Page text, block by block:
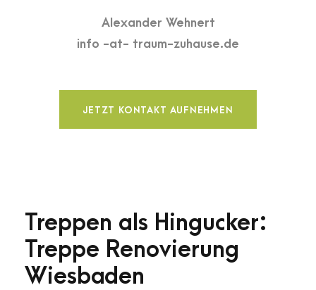
Alexander Wehnert
info -at- traum-zuhause.de
JETZT KONTAKT AUFNEHMEN
Treppen als Hingucker:
Treppe Renovierung
Wiesbaden